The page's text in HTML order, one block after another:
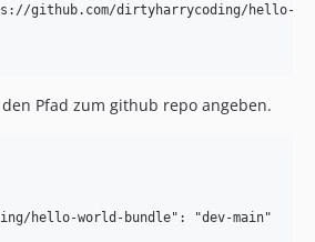
github.com/dirtyharrycoding/hello-
Pfad zum github repo angeben.
hello-world-bundle": "dev-main"